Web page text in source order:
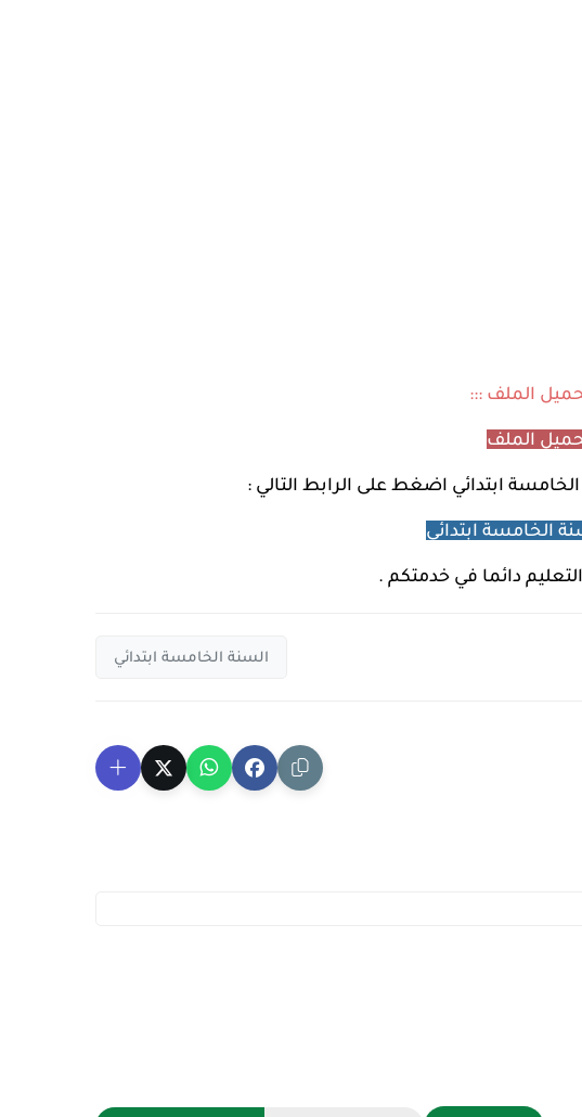
الملف :::
الملف
ابتدائي اضغط على الرابط التالي :
الخامسة ابتدائي
التعليم دائما في خدمتكم .
السنة الخامسة ابتدائي